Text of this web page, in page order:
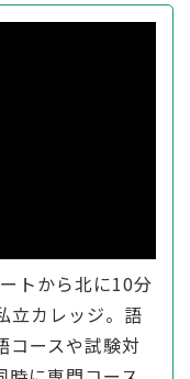
トから北に10分
立カレッジ。語
コースや試験対